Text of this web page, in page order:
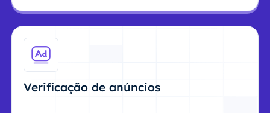
Verificação de anúncios